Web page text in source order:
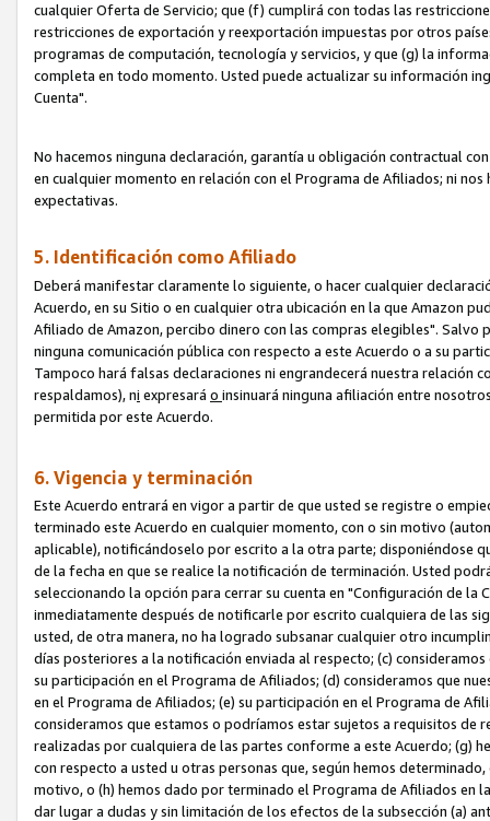
cualquier Oferta de Servicio; que (f) cumplirá con todas las
restricciones de exportación y reexportación impuestas por otros
programas de computación, tecnología y servicios, y que (g) la
completa en todo momento. Usted puede actualizar su información
Cuenta".
No hacemos ninguna declaración, garantía u obligación contractual
en cualquier momento en relación con el Programa de Afiliados; ni
expectativas.
5. Identificación como Afiliado
Deberá manifestar claramente lo siguiente, o hacer cualquier
Acuerdo, en su Sitio o en cualquier otra ubicación en la que Amazon
Afiliado de Amazon, percibo dinero con las compras elegibles". Salvo
ninguna comunicación pública con respecto a este Acuerdo o a su
Tampoco hará falsas declaraciones ni engrandecerá nuestra relación
respaldamos), ni expresará o insinuará ninguna afiliación entre
permitida por este Acuerdo.
6. Vigencia y terminación
Este Acuerdo entrará en vigor a partir de que usted se registre o
terminado este Acuerdo en cualquier momento, con o sin motivo
aplicable), notificándoselo por escrito a la otra parte; disponiéndose
de la fecha en que se realice la notificación de terminación. Usted
seleccionando la opción para cerrar su cuenta en "Configuración de
inmediatamente después de notificarle por escrito cualquiera de las
usted, de otra manera, no ha logrado subsanar cualquier otro
días posteriores a la notificación enviada al respecto; (c)
su participación en el Programa de Afiliados; (d) consideramos que
en el Programa de Afiliados; (e) su participación en el Programa de
consideramos que estamos o podríamos estar sujetos a requisitos de
realizadas por cualquiera de las partes conforme a este Acuerdo; (g)
con respecto a usted u otras personas que, según hemos
motivo, o (h) hemos dado por terminado el Programa de Afiliados en
dar lugar a dudas y sin limitación de los efectos de la subsección (a)